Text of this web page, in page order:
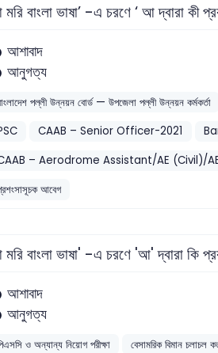
বাংলা ভাষা’ -এ চরণে ‘ আ দ্বারা কী
আশাবাদ
আনুগত্য
পল্লী উন্নয়ন বোর্ড — উপজেলা পল্লী উন্নয়ন কর্মকর্তা
CAAB – Senior Officer-2021
– Aerodrome Assistant/AE (Civil)/
আবেগ
বাংলা ভাষা' -এ চরণে 'আ' দ্বারা কি
আশাবাদ
আনুগত্য
ও অন্যান্য নিয়োগ পরীক্ষা বেসামরিক বিমান চলাচল